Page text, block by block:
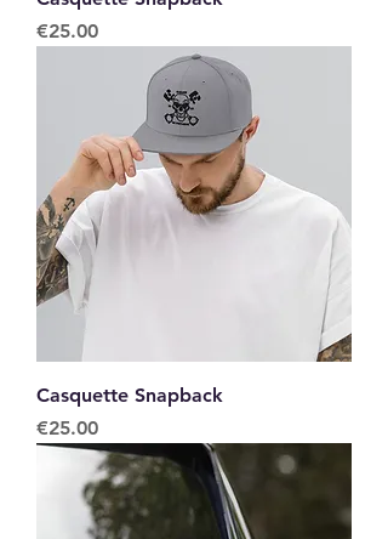
Price
€25.00
Casquette Snapback
Price
€25.00